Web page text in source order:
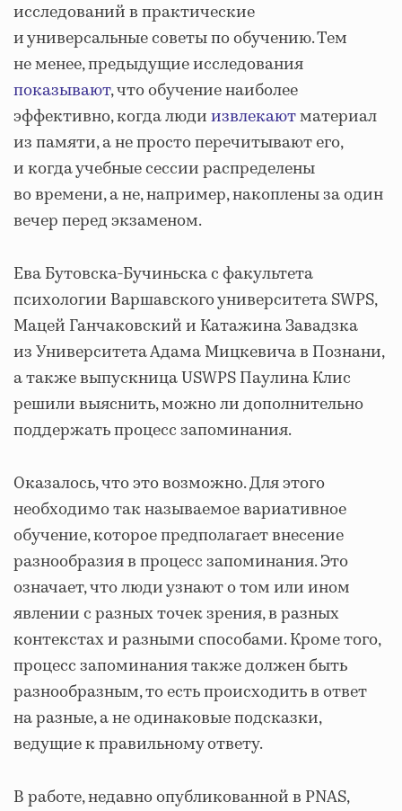
исследований в практические
и универсальные советы по обучению. Тем
не менее, предыдущие исследования
показывают, что обучение наиболее
эффективно, когда людиизвлекаютматериал
из памяти, а не просто перечитывают его,
и когда учебные сессии распределены
во времени, а не, например, накоплены за один
вечер перед экзаменом.
Ева Бутовска-Бучиньска с факультета
психологии Варшавского университета SWPS,
Мацей Ганчаковский и Катажина Завадзка
из Университета Адама Мицкевича в Познани,
а также выпускница USWPS Паулина Клис
решили выяснить, можно ли дополнительно
поддержать процесс запоминания.
Оказалось, что это возможно. Для этого
необходимо так называемое вариативное
обучение, которое предполагает внесение
разнообразия в процесс запоминания. Это
означает, что люди узнают о том или ином
явлении с разных точек зрения, в разных
контекстах и разными способами. Кроме того,
процесс запоминания также должен быть
разнообразным, то есть происходить в ответ
на разные, а не одинаковые подсказки,
ведущие к правильному ответу.
В работе, недавно опубликованной в PNAS,